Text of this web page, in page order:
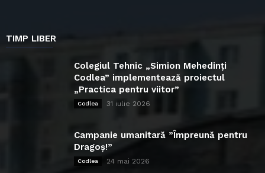
TIMP LIBER
Colegiul Tehnic „Simion Mehedinți
Codlea” implementează proiectul
„Practica pentru viitor”
Codlea 31 iulie 2026
Campanie umanitară ”Împreună pentru
Dragoș!”
Codlea 24 mai 2026